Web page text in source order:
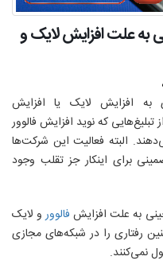
به علت افزایش لایک و
به افزایش لایک یا افزایش
که نوید افزایش فالوور
البته فعالیت این شرکت‌ها
برای اینکار جز تقلب وجود
به علت افزایشفالوورو لایک
رفتاری را در شبکه‌های مجازی
نمی‌کنند.